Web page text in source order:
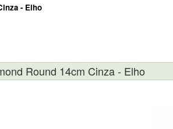
- Elho
Round 14cm Cinza - Elho